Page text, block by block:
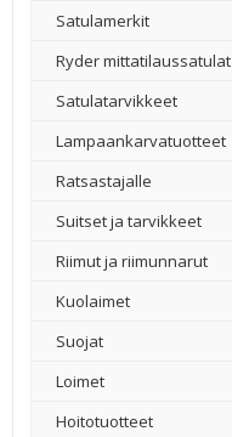
Satulamerkit
Ryder mittatilaussatulat
Satulatarvikkeet
–
Lampaankarvatuotteet
Ratsastajalle
Suitset ja tarvikkeet
Riimut ja riimunnarut
Kuolaimet
Suojat
Loimet
Hoitotuotteet